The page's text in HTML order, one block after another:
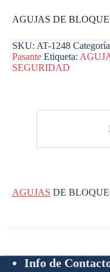
AGUJAS DE
SKU: AT-1248
Pasante Etiqueta:
SEGURIDAD
AGUJAS DE
Info de